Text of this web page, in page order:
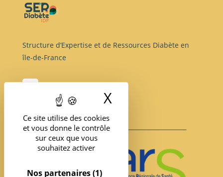
Ce site utilise des cookies
et vous donne le contrôle
sur ceux que vous
souhaitez activer
Nos partenaires(1)
X
Structure d’Expertise et de Ressources Diabète en
île-de-France